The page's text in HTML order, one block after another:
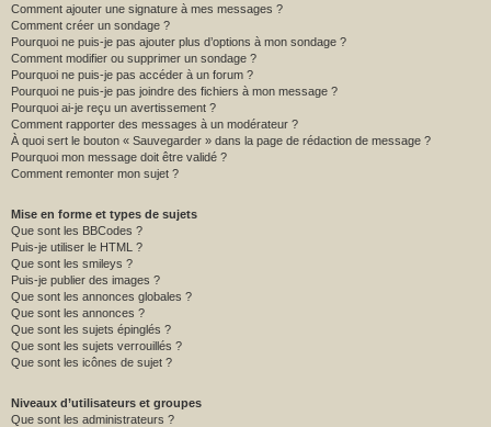
Comment ajouter une signature à mes messages ?
Comment créer un sondage ?
Pourquoi ne puis-je pas ajouter plus d’options à mon sondage ?
Comment modifier ou supprimer un sondage ?
Pourquoi ne puis-je pas accéder à un forum ?
Pourquoi ne puis-je pas joindre des fichiers à mon message ?
Pourquoi ai-je reçu un avertissement ?
Comment rapporter des messages à un modérateur ?
À quoi sert le bouton « Sauvegarder » dans la page de rédaction de message ?
Pourquoi mon message doit être validé ?
Comment remonter mon sujet ?
Mise en forme et types de sujets
Que sont les BBCodes ?
Puis-je utiliser le HTML ?
Que sont les smileys ?
Puis-je publier des images ?
Que sont les annonces globales ?
Que sont les annonces ?
Que sont les sujets épinglés ?
Que sont les sujets verrouillés ?
Que sont les icônes de sujet ?
Niveaux d’utilisateurs et groupes
Que sont les administrateurs ?